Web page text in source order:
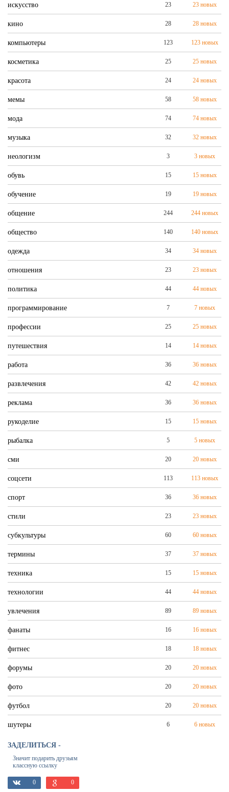
искусство 23 23 новых
кино 28 28 новых
компьютеры 123 123 новых
косметика 25 25 новых
красота 24 24 новых
мемы 58 58 новых
мода 74 74 новых
музыка 32 32 новых
неологизм 3 3 новых
обувь 15 15 новых
обучение 19 19 новых
общение 244 244 новых
общество 140 140 новых
одежда 34 34 новых
отношения 23 23 новых
политика 44 44 новых
программирование 7 7 новых
профессии 25 25 новых
путешествия 14 14 новых
работа 36 36 новых
развлечения 42 42 новых
реклама 36 36 новых
рукоделие 15 15 новых
рыбалка 5 5 новых
сми 20 20 новых
соцсети 113 113 новых
спорт 36 36 новых
стили 23 23 новых
субкультуры 60 60 новых
термины 37 37 новых
техника 15 15 новых
технологии 44 44 новых
увлечения 89 89 новых
фанаты 16 16 новых
фитнес 18 18 новых
форумы 20 20 новых
фото 20 20 новых
футбол 20 20 новых
шутеры 6 6 новых
ЗАДЕЛИТЬСЯ -
Значит подарить друзьям
классную ссылку